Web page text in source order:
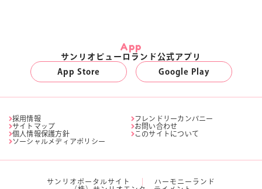
App
サンリオピューロランド公式アプリ
App Store
Google Play
採用情報
フレンドリーカンパニー
サイトマップ
お問い合わせ
個人情報保護方針
このサイトについて
ソーシャルメディアポリシー
サンリオポータルサイト
ハーモニーランド